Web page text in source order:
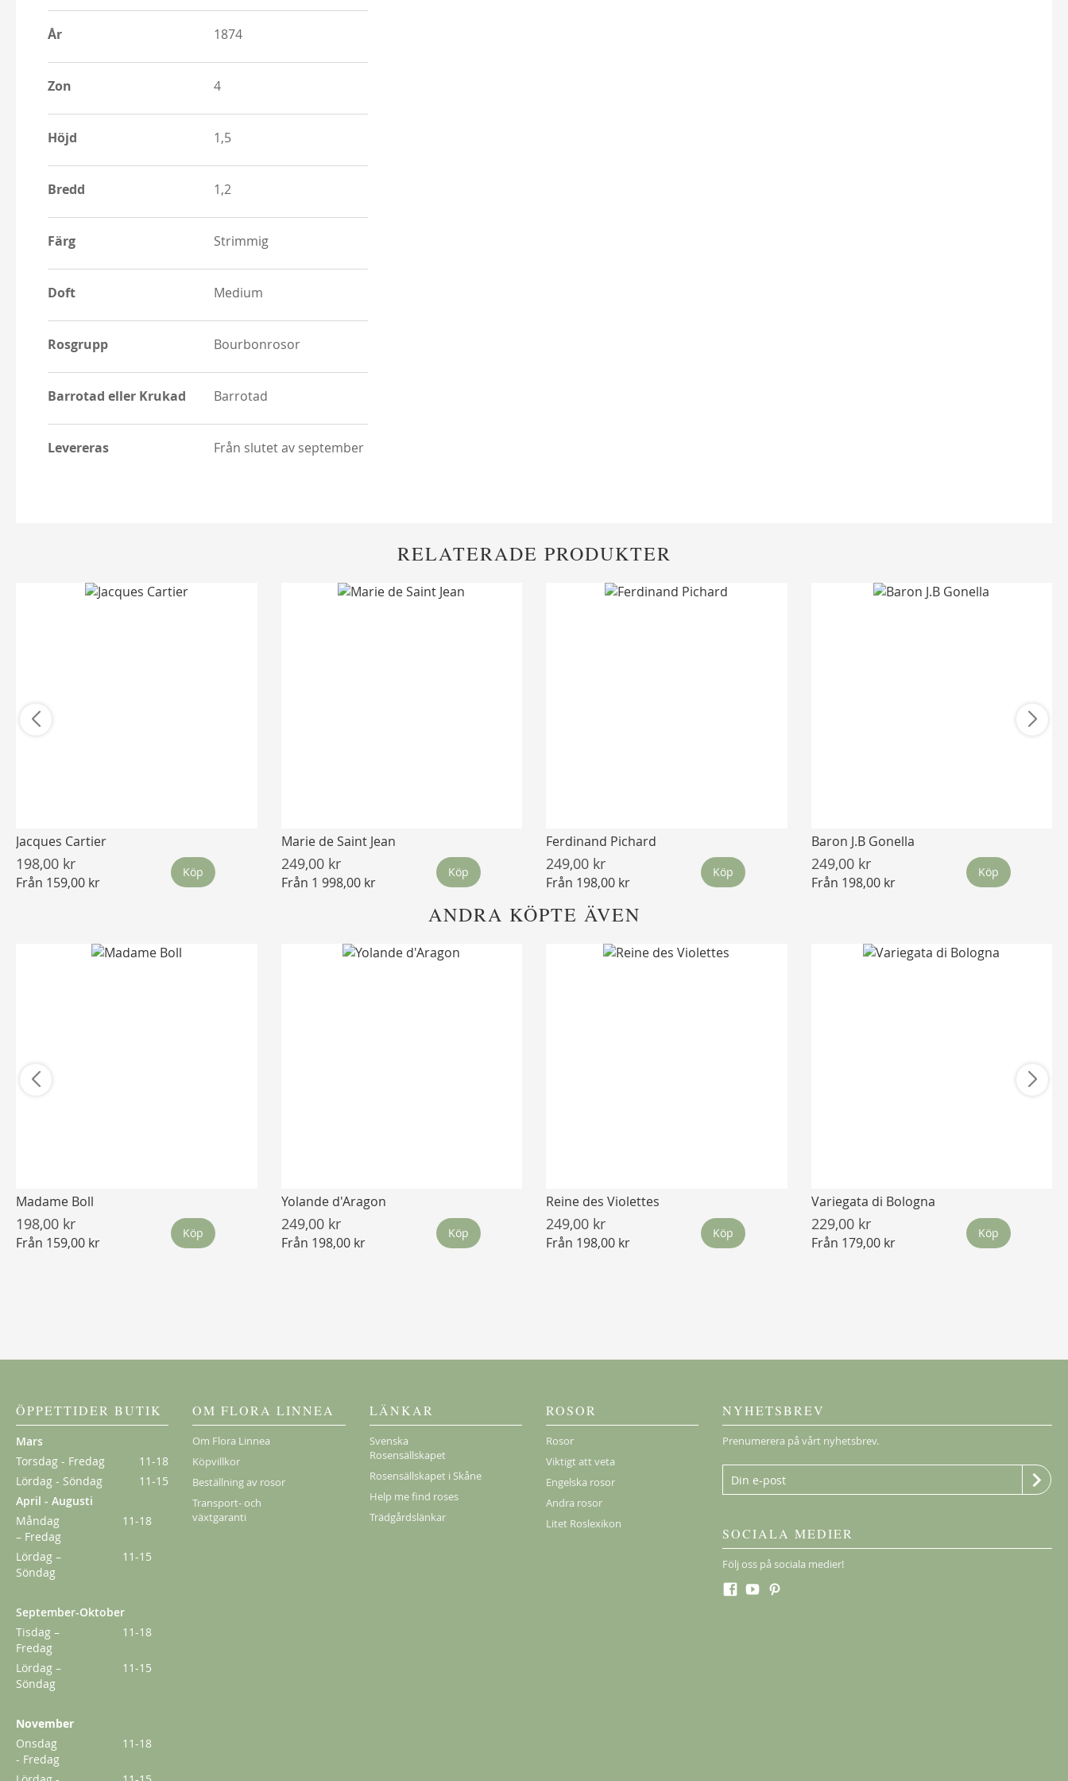
År 1874
Zon 4
Höjd 1,5
Bredd 1,2
Färg Strimmig
Doft Medium
Rosgrupp Bourbonrosor
Barrotad eller Krukad Barrotad
Levereras Från slutet av september
RELATERADE PRODUKTER
Jacques Cartier
198,00 kr
Från 159,00 kr
Köp
Marie de Saint Jean
249,00 kr
Från 1 998,00 kr
Köp
Ferdinand Pichard
249,00 kr
Från 198,00 kr
Köp
Baron J.B Gonella
249,00 kr
Från 198,00 kr
Köp
ANDRA KÖPTE ÄVEN
Madame Boll
198,00 kr
Från 159,00 kr
Köp
Yolande d'Aragon
249,00 kr
Från 198,00 kr
Köp
Reine des Violettes
249,00 kr
Från 198,00 kr
Köp
Variegata di Bologna
229,00 kr
Från 179,00 kr
Köp
ÖPPETTIDER BUTIK
Mars
Torsdag - Fredag
11-18
Lördag - Söndag
11-15
April - Augusti
Måndag
– Fredag
11-18
Lördag –
Söndag
11-15
September-Oktober
Tisdag –
Fredag
11-18
Lördag –
Söndag
11-15
November
Onsdag
- Fredag
11-18
OM FLORA LINNEA
Om Flora Linnea
Köpvillkor
Beställning av rosor
Transport- och
växtgaranti
LÄNKAR
Svenska
Rosensällskapet
Rosensällskapet i Skåne
Help me find roses
Trädgårdslänkar
ROSOR
Rosor
Viktigt att veta
Engelska rosor
Andra rosor
Litet Roslexikon
NYHETSBREV
Prenumerera på vårt nyhetsbrev.
SOCIALA MEDIER
Följ oss på sociala medier!